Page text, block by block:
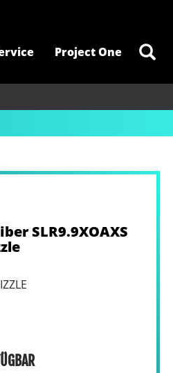
Project One
SLR9.9XOAXS